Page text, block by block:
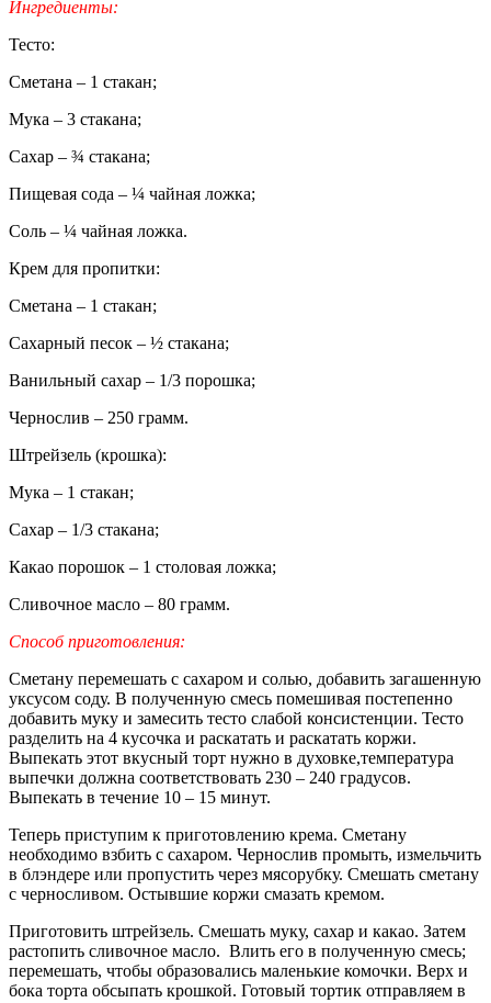
Ингредиенты:
Тесто:
Сметана – 1 стакан;
Мука – 3 стакана;
Сахар – ¾ стакана;
Пищевая сода – ¼ чайная ложка;
Соль – ¼ чайная ложка.
Крем для пропитки:
Сметана – 1 стакан;
Сахарный песок – ½ стакана;
Ванильный сахар – 1/3 порошка;
Чернослив – 250 грамм.
Штрейзель (крошка):
Мука – 1 стакан;
Сахар – 1/3 стакана;
Какао порошок – 1 столовая ложка;
Сливочное масло – 80 грамм.
Способ приготовления:
Сметану перемешать с сахаром и солью, добавить загашенную
уксусом соду. В полученную смесь помешивая постепенно
добавить муку и замесить тесто слабой консистенции. Тесто
разделить на 4 кусочка и раскатать и раскатать коржи.
Выпекать этот вкусный торт нужно в духовке,температура
выпечки должна соответствовать 230 – 240 градусов.
Выпекать в течение 10 – 15 минут.
Теперь приступим к приготовлению крема. Сметану
необходимо взбить с сахаром. Чернослив промыть, измельчить
в блэндере или пропустить через мясорубку. Смешать сметану
с черносливом. Остывшие коржи смазать кремом.
Приготовить штрейзель. Смешать муку, сахар и какао. Затем
растопить сливочное масло. Влить его в полученную смесь;
перемешать, чтобы образовались маленькие комочки. Верх и
бока торта обсыпать крошкой. Готовый тортик отправляем в